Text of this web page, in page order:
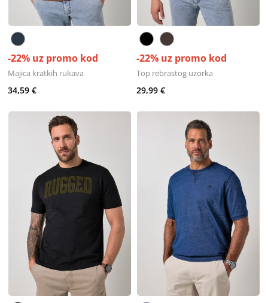
-22% uz promo kod
Majica kratkih rukava
34,59 €
-22% uz promo kod
Top rebrastog uzorka
29,99 €